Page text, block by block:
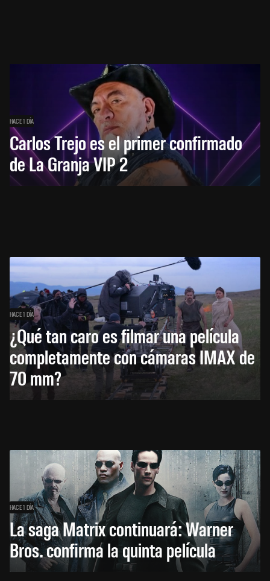
HACE 1 DÍA
Carlos Trejo es el primer confirmado
de La Granja VIP 2
HACE 1 DÍA
¿Qué tan caro es filmar una película
completamente con cámaras IMAX de
70 mm?
HACE 1 DÍA
La saga Matrix continuará: Warner
Bros. confirma la quinta película